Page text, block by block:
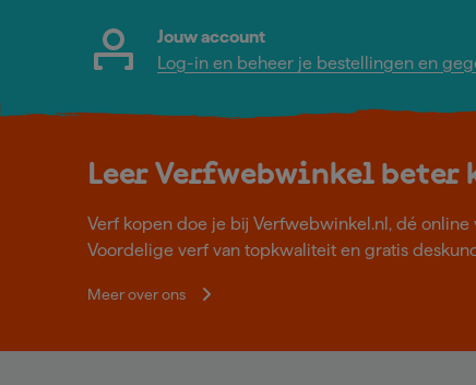
Jouw account
Log-in en beheer je bestellingen en
Leer Verfwebwinkel beter
Verf kopen doe je bij Verfwebwinkel.nl, dé
Voordelige verf van topkwaliteit en gratis
Meer over ons